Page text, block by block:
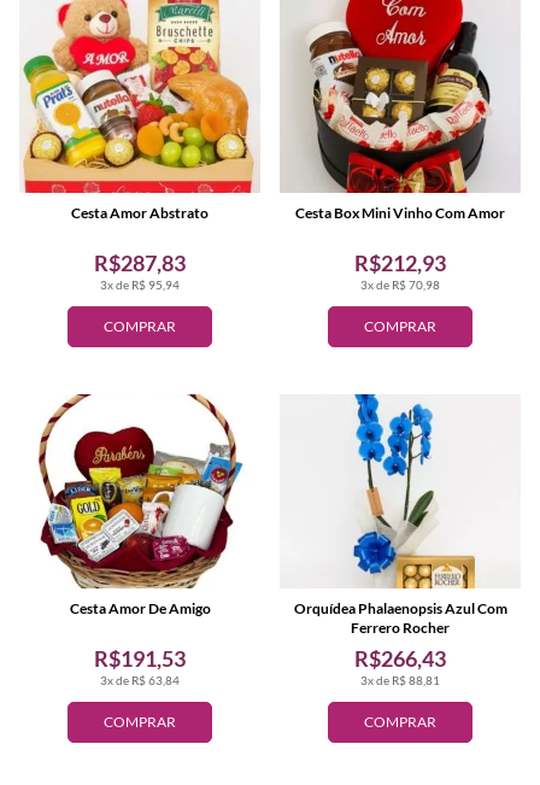
COMPRAR
3x de R$ 95,94
R$287,83
Cesta Amor Abstrato
COMPRAR
3x de R$ 70,98
R$212,93
Cesta Box Mini Vinho Com Amor
COMPRAR
3x de R$ 63,84
R$191,53
Cesta Amor De Amigo
COMPRAR
3x de R$ 88,81
R$266,43
Orquídea Phalaenopsis Azul Com
Ferrero Rocher